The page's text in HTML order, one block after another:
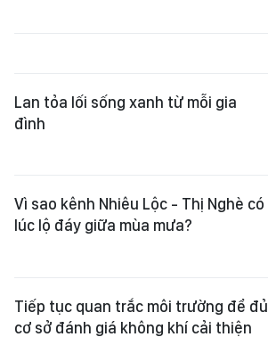
Lan tỏa lối sống xanh từ mỗi gia
đình
Vì sao kênh Nhiêu Lộc - Thị Nghè có
lúc lộ đáy giữa mùa mưa?
Tiếp tục quan trắc môi trường để đủ
cơ sở đánh giá không khí cải thiện